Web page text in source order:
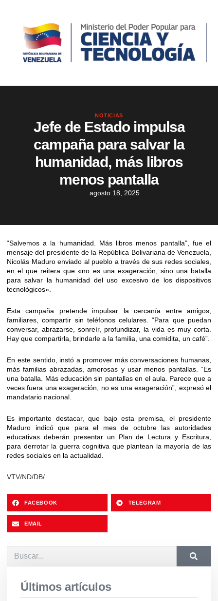
NOTICIAS
Jefe de Estado impulsa
campaña para salvar la
humanidad, más libros
menos pantalla
agosto 18, 2025
“Salvemos a la humanidad. Más libros menos pantalla”, fue el
mensaje del presidente de la República Bolivariana de Venezuela,
Nicolás Maduro enviado al pueblo a través de sus redes sociales,
en el que reitera que «no es una exageración, sino una batalla
para salvar la humanidad del uso excesivo de los dispositivos
tecnológicos».
Esta campaña pretende impulsar la cercanía entre amigos,
familiares, compartir sin teléfonos celulares. “Para que puedan
conversar, abrazarse, sonreír, profundizar, la vida es muy corta.
Hay que compartirla, brindarle a la familia, una comidita, un café”.
En este sentido, instó a promover más conversaciones humanas,
más familias abrazadas, amorosas y usar menos pantallas. “Es
una batalla. Más educación sin pantallas en el aula. Parece que a
veces fuera una exageración, no es una exageración”, expresó el
mandatario nacional.
Es importante destacar, que bajo esta premisa, el presidente
Maduro indicó que para el mes de octubre las autoridades
educativas deberán presentar un Plan de Lectura y Escritura,
para derrotar la guerra cognitiva que plantean la mayoría de las
redes sociales en la actualidad.
VTV/ND/DB/
FACEBOOK TELEGRAM
EMAIL
Últimos artículos